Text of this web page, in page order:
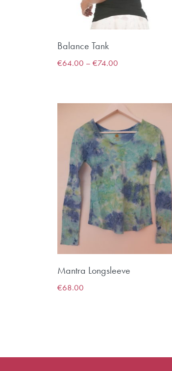
Balance Tank
€64.00 – €74.00
Mantra Longsleeve
€68.00